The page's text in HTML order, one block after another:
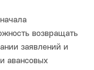
возвращать
заявлений и
авансовых